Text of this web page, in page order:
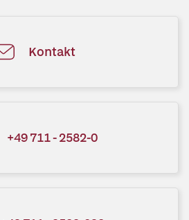
Kontakt
+49 711 - 2582-0